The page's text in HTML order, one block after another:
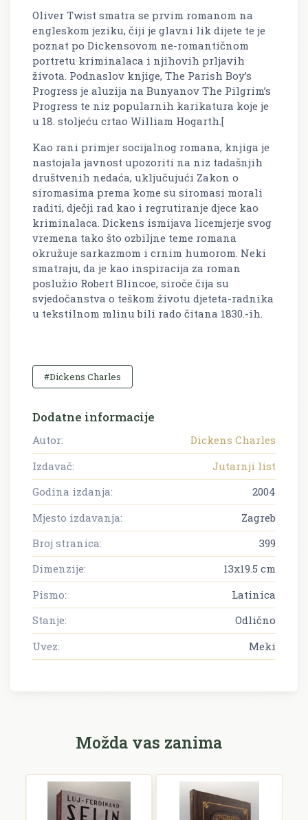
Oliver Twist smatra se prvim romanom na
engleskom jeziku, čiji je glavni lik dijete te je
poznat po Dickensovom ne-romantičnom
portretu kriminalaca i njihovih prljavih
života. Podnaslov knjige, The Parish Boy’s
Progress je aluzija na Bunyanov The Pilgrim’s
Progress te niz popularnih karikatura koje je
u 18. stoljeću crtao William Hogarth.[
Kao rani primjer socijalnog romana, knjiga je
nastojala javnost upozoriti na niz tadašnjih
društvenih nedaća, uključujući Zakon o
siromasima prema kome su siromasi morali
raditi, dječji rad kao i regrutiranje djece kao
kriminalaca. Dickens ismijava licemjerje svog
vremena tako što ozbiljne teme romana
okružuje sarkazmom i crnim humorom. Neki
smatraju, da je kao inspiracija za roman
poslužio Robert Blincoe, siroče čija su
svjedočanstva o teškom životu djeteta-radnika
u tekstilnom mlinu bili rado čitana 1830.-ih.
#Dickens Charles
Dodatne informacije
Autor:
Dickens Charles
Izdavač:
Jutarnji list
Godina izdanja:
2004
Mjesto izdavanja:
Zagreb
Broj stranica:
399
Dimenzije:
13x19.5 cm
Pismo:
Latinica
Stanje:
Odlično
Uvez:
Meki
Možda vas zanima